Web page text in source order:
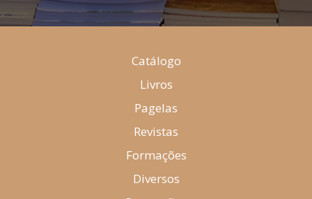
Catálogo
Livros
Pagelas
Revistas
Formações
Diversos